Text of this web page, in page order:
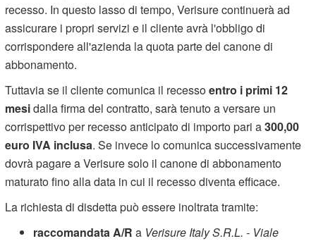
recesso. In questo lasso di tempo, Verisure continuerà ad
assicurare i propri servizi e il cliente avrà l'obbligo di
corrispondere all'azienda la quota parte del canone di
abbonamento.
Tuttavia se il cliente comunica il recessoentro i primi 12
mesidalla firma del contratto, sarà tenuto a versare un
corrispettivo per recesso anticipato di importo pari a300,00
euro IVA inclusa. Se invece lo comunica successivamente
dovrà pagare a Verisure solo il canone di abbonamento
maturato fino alla data in cui il recesso diventa efficace.
La richiesta di disdetta può essere inoltrata tramite:
raccomandata A/Ra Verisure Italy S.R.L. - Viale